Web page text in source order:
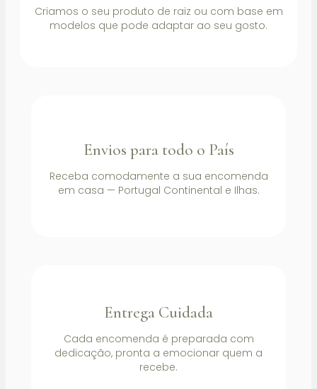
Criamos o seu produto de raiz ou com base em
modelos que pode adaptar ao seu gosto.
Envios para todo o País
Receba comodamente a sua encomenda
em casa — Portugal Continental e Ilhas.
Entrega Cuidada
Cada encomenda é preparada com
dedicação, pronta a emocionar quem a
recebe.